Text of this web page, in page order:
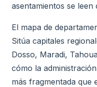
asentamientos se leen
El mapa de
Sitúa capitales
Dosso, Maradi,
cómo la
más fragmentada que